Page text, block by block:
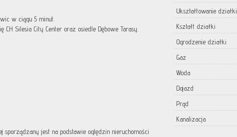
w ciągu 5 minut.
Silesia City Center oraz osiedle Dębowe Tarasy.
jest na podstawie oględzin nieruchomości
Ukształtowanie działki
Kształt działki
Ogrodzenie działki
Gaz
Woda
Dojazd
Prąd
Kanalizacja